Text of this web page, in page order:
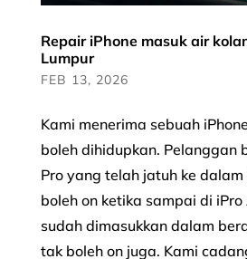
Repair iPhone masuk air
Lumpur
FEB 13, 2026
Kami menerima sebuah
boleh dihidupkan. Pelanggan
Pro yang telah jatuh ke
boleh on ketika sampai di
sudah dimasukkan dalam
tak boleh on juga. Kami